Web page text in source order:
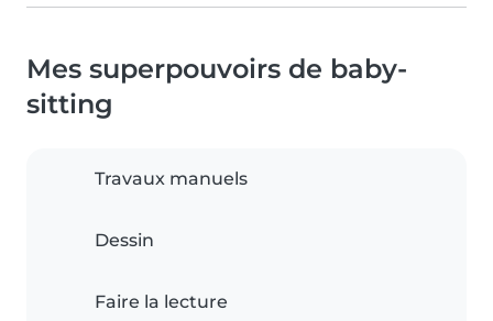
Mes superpouvoirs de baby-
sitting
Travaux manuels
Dessin
Faire la lecture